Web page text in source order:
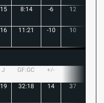
15 8:14 -6 12
16 11:21 -10 10
J GF:GC +/-
19 32:18 14 37